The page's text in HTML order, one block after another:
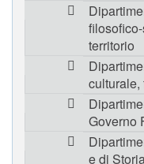
territorio
culturale,
Governo
e di